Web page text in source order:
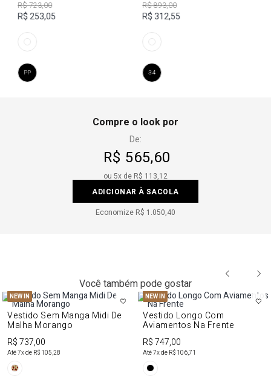
R$ 723,00
R$ 253,05
PP
R$ 893,00
R$ 312,55
34
Compre o look por
De:
R$ 565,60
ou 5x de R$ 113,12
ADICIONAR À SACOLA
Economize R$ 1.050,40
Você também pode gostar
NEW IN
Vestido Sem Manga Midi De
Malha Morango
R$ 737,00
Até7x de R$ 105,28
NEW IN
Vestido Longo Com
Aviamentos Na Frente
R$ 747,00
Até7x de R$ 106,71